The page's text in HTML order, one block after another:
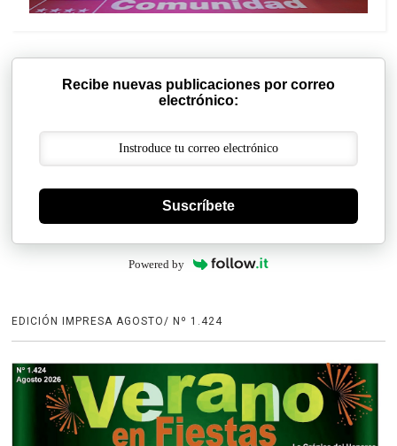
Recibe nuevas publicaciones por correo
electrónico:
Suscríbete
Powered by
EDICIÓN IMPRESA AGOSTO/ Nº 1.424